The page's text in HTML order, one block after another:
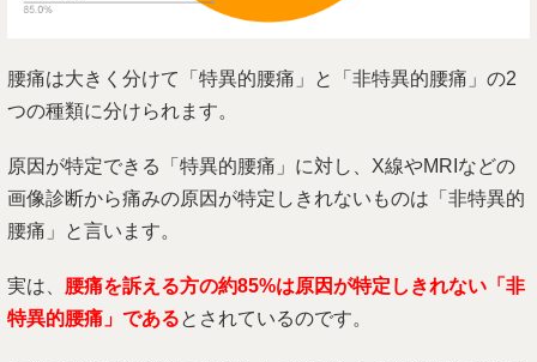
腰痛は大きく分けて「特異的腰痛」と「非特異的腰痛」の2
つの種類に分けられます。
原因が特定できる「特異的腰痛」に対し、X線やMRIなどの
画像診断から痛みの原因が特定しきれないものは「非特異的
腰痛」と言います。
実は、 腰痛を訴える方の約85%は原因が特定しきれない「非
特異的腰痛」であるとされているのです。